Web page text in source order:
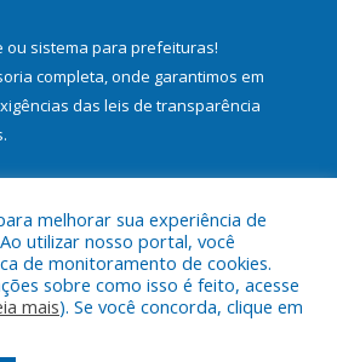
ou sistema para prefeituras!
completa, onde garantimos em
das leis de transparência
a Prefeitura Municipal de Bujaru.
melhorar sua experiência de
utilizar nosso portal, você
de monitoramento de cookies.
sobre como isso é feito, acesse
mais). Se você concorda, clique em